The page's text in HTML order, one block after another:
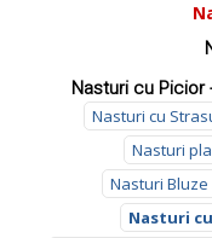
Nasturi cu Picior
Nasturi cu
Nasturi
Nasturi Bluze
Nasturi